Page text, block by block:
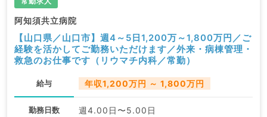
阿知須共立病院
【山口県／山口市】週4～5日1,200万～1,800万円／ご
経験を活かしてご勤務いただけます／外来・病棟管理・
救急のお仕事です（リウマチ内科／常勤）
給与 年収1,200万円 ～ 1,800万円
勤務日数 週4.00日〜5.00日